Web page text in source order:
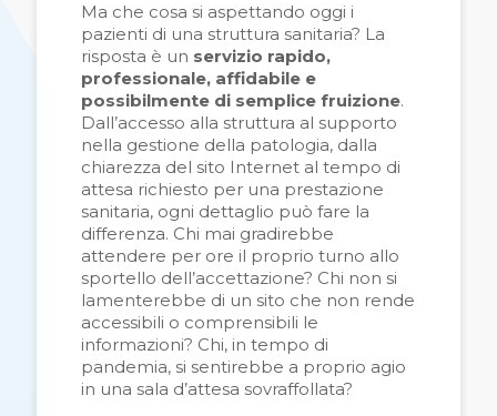
Ma che cosa si aspettando oggi i
pazienti di una struttura sanitaria? La
risposta è un servizio rapido,
professionale, affidabile e
possibilmente di semplice fruizione.
Dall’accesso alla struttura al supporto
nella gestione della patologia, dalla
chiarezza del sito Internet al tempo di
attesa richiesto per una prestazione
sanitaria, ogni dettaglio può fare la
differenza. Chi mai gradirebbe
attendere per ore il proprio turno allo
sportello dell’accettazione? Chi non si
lamenterebbe di un sito che non rende
accessibili o comprensibili le
informazioni? Chi, in tempo di
pandemia, si sentirebbe a proprio agio
in una sala d’attesa sovraffollata?